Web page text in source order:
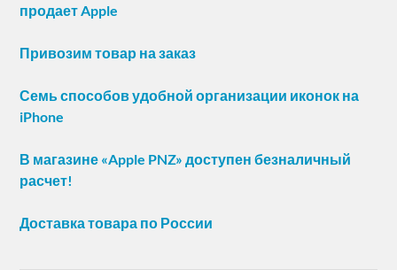
продает Apple
Привозим товар на заказ
Семь способов удобной организации иконок на
iPhone
В магазине «Apple PNZ» доступен безналичный
расчет!
Доставка товара по России